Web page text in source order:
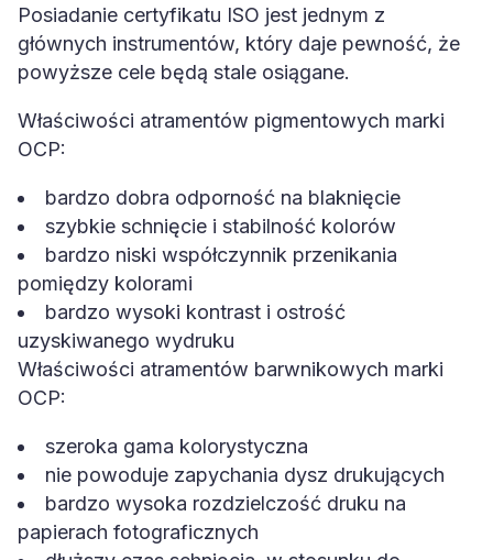
Posiadanie certyfikatu ISO jest jednym z
głównych instrumentów, który daje pewność, że
powyższe cele będą stale osiągane.
Właściwości atramentów pigmentowych marki
OCP:
bardzo dobra odporność na blaknięcie
szybkie schnięcie i stabilność kolorów
bardzo niski współczynnik przenikania
pomiędzy kolorami
bardzo wysoki kontrast i ostrość
uzyskiwanego wydruku
Właściwości atramentów barwnikowych marki
OCP:
szeroka gama kolorystyczna
nie powoduje zapychania dysz drukujących
bardzo wysoka rozdzielczość druku na
papierach fotograficznych